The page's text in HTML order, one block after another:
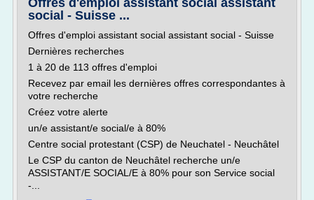
Offres d'emploi assistant social assistant
social - Suisse ...
Offres d'emploi assistant social assistant social - Suisse
Dernières recherches
1 à 20 de 113 offres d'emploi
Recevez par email les dernières offres correspondantes à
votre recherche
Créez votre alerte
un/e assistant/e social/e à 80%
Centre social protestant (CSP) de Neuchatel - Neuchâtel
Le CSP du canton de Neuchâtel recherche un/e
ASSISTANT/E SOCIAL/E à 80% pour son Service social
-...